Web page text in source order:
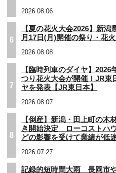
2026.08.06
6
【夏の花火大会2026】新潟
月17日(月)開催の祭り・花
2026.08.08
7
【臨時列車のダイヤ】2026
つり花火大会が開催！JR東
ヤを発表【JR東日本】
2026.08.07
8
【倒産】新潟・田上町の木
き開始決定 ローコストハ
どの影響を受けて業績が低
2026.07.27
記録的短時間大雨 長岡市